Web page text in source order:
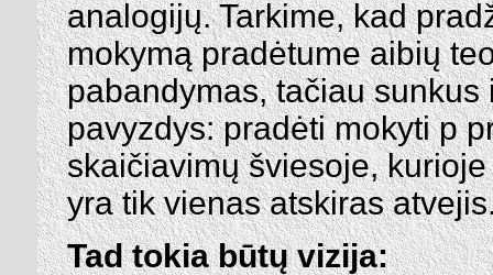
analogijų. Tarkime, kad
mokymą pradėtume aibių
pabandymas, tačiau
pavyzdys: pradėti mokyti p
skaičiavimų šviesoje,
yra tik vienas atskiras
Tad tokia būtų vizija: